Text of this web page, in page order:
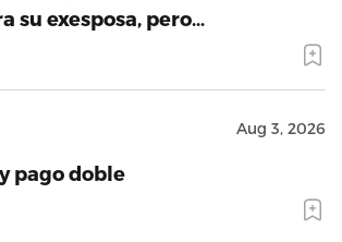
su exesposa, pero…
Aug 3, 2026
pago doble